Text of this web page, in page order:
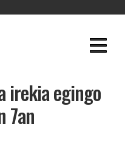
irekia egingo
7an